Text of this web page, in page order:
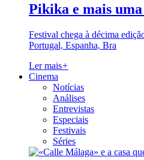
Pikika e mais
Festival chega à décima
Portugal, Espanha, Bra
Ler mais+
Cinema
Notícias
Análises
Entrevistas
Especiais
Festivais
Séries